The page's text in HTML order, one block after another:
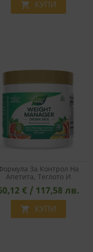
 КУПИ
За Контрол На
Апетита, Теглото И
Коремните Мазнини -
Manager 170.7 G
Прах, С Плодов Вкус
€ / 117,58 лв.
 КУПИ